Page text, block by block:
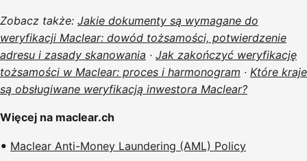
Zobacz także: Jakie dokumenty są wymagane do
weryfikacji Maclear: dowód tożsamości, potwierdzenie
adresu i zasady skanowania · Jak zakończyć weryfikację
tożsamości w Maclear: proces i harmonogram · Które kraje
są obsługiwane weryfikacją inwestora Maclear?
Więcej na maclear.ch
Maclear Anti-Money Laundering (AML) Policy